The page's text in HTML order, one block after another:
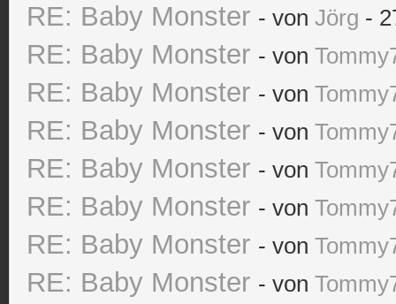
RE: Baby Monster - von Jörg -
RE: Baby Monster - von
RE: Baby Monster - von
RE: Baby Monster - von
RE: Baby Monster - von
RE: Baby Monster - von
RE: Baby Monster - von
RE: Baby Monster - von